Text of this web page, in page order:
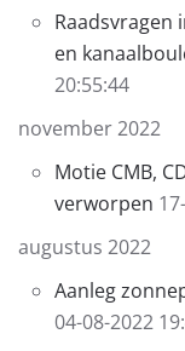
Raadsvragen
en
20:55:44
november 2022
Motie CMB,
verworpen
augustus 2022
Aanleg
04-08-2022